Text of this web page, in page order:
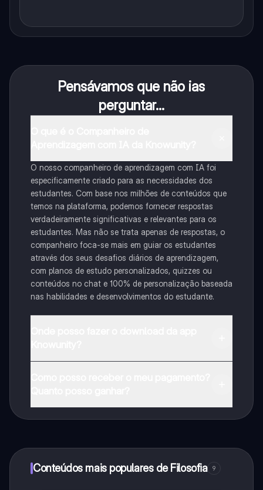
Pensávamos que não ias
perguntar...
O nosso companheiro de aprendizagem com IA foi
especificamente criado para as necessidades dos
estudantes. Com base nos milhões de conteúdos que
temos na plataforma, podemos fornecer respostas
verdadeiramente significativas e relevantes para os
estudantes. Mas não se trata apenas de respostas, o
companheiro foca-se mais em guiar os estudantes
através dos seus desafios diários de aprendizagem,
com planos de estudo personalizados, quizzes ou
conteúdos no chat e 100% de personalização baseada
nas habilidades e desenvolvimentos do estudante.
Conteúdos mais populares de Filosofia 9